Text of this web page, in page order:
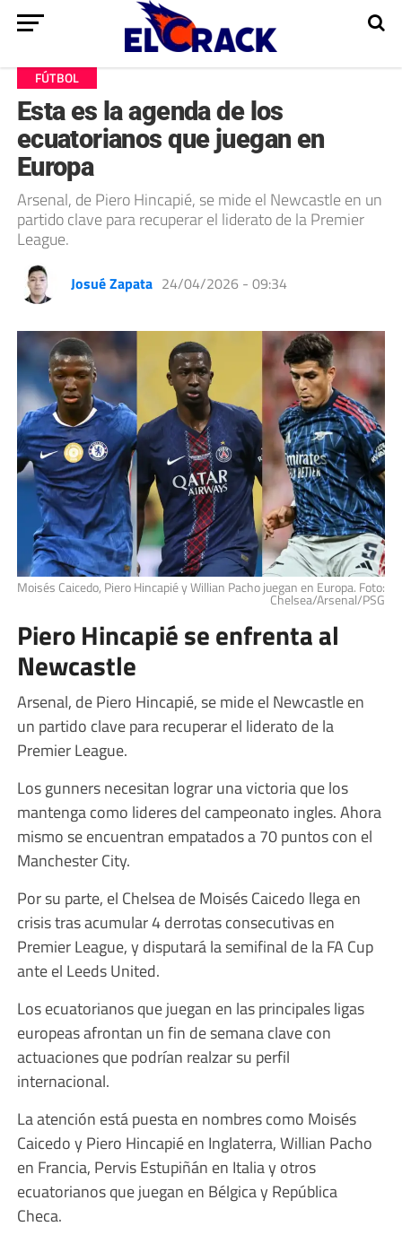
FÚTBOL
Esta es la agenda de los
ecuatorianos que juegan en
Europa
Arsenal, de Piero Hincapié, se mide el Newcastle en un
partido clave para recuperar el liderato de la Premier
League.
Josué Zapata 24/04/2026 - 09:34
Moisés Caicedo, Piero Hincapié y Willian Pacho juegan en Europa. Foto:
Chelsea/Arsenal/PSG
Piero Hincapié se enfrenta al
Newcastle
Arsenal, de Piero Hincapié, se mide el Newcastle en
un partido clave para recuperar el liderato de la
Premier League.
Los gunners necesitan lograr una victoria que los
mantenga como lideres del campeonato ingles. Ahora
mismo se encuentran empatados a 70 puntos con el
Manchester City.
Por su parte, el Chelsea de Moisés Caicedo llega en
crisis tras acumular 4 derrotas consecutivas en
Premier League, y disputará la semifinal de la FA Cup
ante el Leeds United.
Los ecuatorianos que juegan en las principales ligas
europeas afrontan un fin de semana clave con
actuaciones que podrían realzar su perfil
internacional.
La atención está puesta en nombres como Moisés
Caicedo y Piero Hincapié en Inglaterra, Willian Pacho
en Francia, Pervis Estupiñán en Italia y otros
ecuatorianos que juegan en Bélgica y República
Checa.